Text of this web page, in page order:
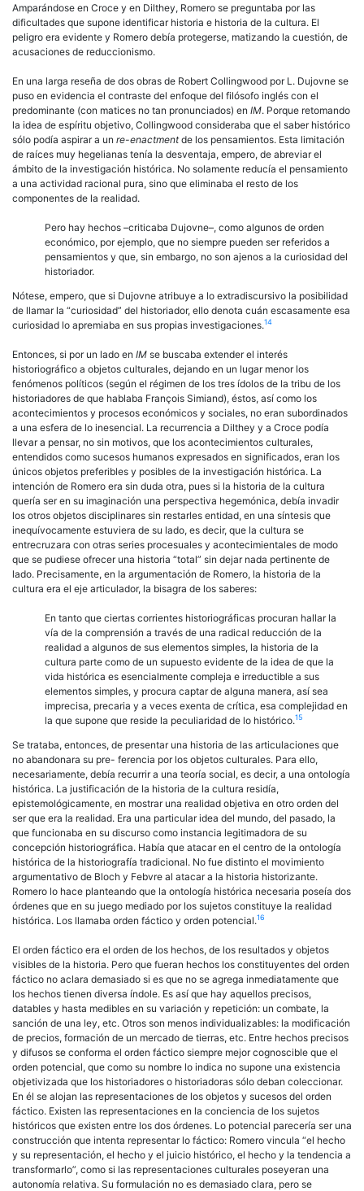
Amparándose en Croce y en Dilthey, Romero se preguntaba por las
dificultades que supone identificar historia e historia de la cultura. El
peligro era evidente y Romero debía protegerse, matizando la cuestión, de
acusaciones de reduccionismo.
En una larga reseña de dos obras de Robert Collingwood por L. Dujovne se
puso en evidencia el contraste del enfoque del filósofo inglés con el
predominante (con matices no tan pronunciados) en IM. Porque retomando
la idea de espíritu objetivo, Collingwood consideraba que el saber histórico
sólo podía aspirar a un re-enactmentde los pensamientos. Esta limitación
de raíces muy hegelianas tenía la desventaja, empero, de abreviar el
ámbito de la investigación histórica. No solamente reducía el pensamiento
a una actividad racional pura, sino que eliminaba el resto de los
componentes de la realidad.
Pero hay hechos –criticaba Dujovne–, como algunos de orden
económico, por ejemplo, que no siempre pueden ser referidos a
pensamientos y que, sin embargo, no son ajenos a la curiosidad del
historiador.
Nótese, empero, que si Dujovne atribuye a lo extradiscursivo la posibilidad
de llamar la “curiosidad” del historiador, ello denota cuán escasamente esa
curiosidad lo apremiaba en sus propias investigaciones.14
Entonces, si por un lado en IM se buscaba extender el interés
historiográfico a objetos culturales, dejando en un lugar menor los
fenómenos políticos (según el régimen de los tres ídolos de la tribu de los
historiadores de que hablaba François Simiand), éstos, así como los
acontecimientos y procesos económicos y sociales, no eran subordinados
a una esfera de lo inesencial. La recurrencia a Dilthey y a Croce podía
llevar a pensar, no sin motivos, que los acontecimientos culturales,
entendidos como sucesos humanos expresados en significados, eran los
únicos objetos preferibles y posibles de la investigación histórica. La
intención de Romero era sin duda otra, pues si la historia de la cultura
quería ser en su imaginación una perspectiva hegemónica, debía invadir
los otros objetos disciplinares sin restarles entidad, en una síntesis que
inequívocamente estuviera de su lado, es decir, que la cultura se
entrecruzara con otras series procesuales y acontecimientales de modo
que se pudiese ofrecer una historia “total” sin dejar nada pertinente de
lado. Precisamente, en la argumentación de Romero, la historia de la
cultura era el eje articulador, la bisagra de los saberes:
En tanto que ciertas corrientes historiográficas procuran hallar la
vía de la comprensión a través de una radical reducción de la
realidad a algunos de sus elementos simples, la historia de la
cultura parte como de un supuesto evidente de la idea de que la
vida histórica es esencialmente compleja e irreductible a sus
elementos simples, y procura captar de alguna manera, así sea
imprecisa, precaria y a veces exenta de crítica, esa complejidad en
la que supone que reside la peculiaridad de lo histórico.15
Se trataba, entonces, de presentar una historia de las articulaciones que
no abandonara su pre- ferencia por los objetos culturales. Para ello,
necesariamente, debía recurrir a una teoría social, es decir, a una ontología
histórica. La justificación de la historia de la cultura residía,
epistemológicamente, en mostrar una realidad objetiva en otro orden del
ser que era la realidad. Era una particular idea del mundo, del pasado, la
que funcionaba en su discurso como instancia legitimadora de su
concepción historiográfica. Había que atacar en el centro de la ontología
histórica de la historiografía tradicional. No fue distinto el movimiento
argumentativo de Bloch y Febvre al atacar a la historia historizante.
Romero lo hace planteando que la ontología histórica necesaria poseía dos
órdenes que en su juego mediado por los sujetos constituye la realidad
histórica. Los llamaba orden fáctico y orden potencial.16
El orden fáctico era el orden de los hechos, de los resultados y objetos
visibles de la historia. Pero que fueran hechos los constituyentes del orden
fáctico no aclara demasiado si es que no se agrega inmediatamente que
los hechos tienen diversa índole. Es así que hay aquellos precisos,
datables y hasta medibles en su variación y repetición: un combate, la
sanción de una ley, etc. Otros son menos individualizables: la modificación
de precios, formación de un mercado de tierras, etc. Entre hechos precisos
y difusos se conforma el orden fáctico siempre mejor cognoscible que el
orden potencial, que como su nombre lo indica no supone una existencia
objetivizada que los historiadores o historiadoras sólo deban coleccionar.
En él se alojan las representaciones de los objetos y sucesos del orden
fáctico. Existen las representaciones en la conciencia de los sujetos
históricos que existen entre los dos órdenes. Lo potencial parecería ser una
construcción que intenta representar lo fáctico: Romero vincula “el hecho
y su representación, el hecho y el juicio histórico, el hecho y la tendencia a
transformarlo”, como si las representaciones culturales poseyeran una
autonomía relativa. Su formulación no es demasiado clara, pero se